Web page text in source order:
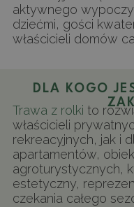
aktywnego
dziećmi, gości
właścicieli domów
DLA KOGO
Trawa z rolki to
właścicieli
rekreacyjnych, jak i
apartamentów,
agroturystycznych,
estetyczny,
czekania całego